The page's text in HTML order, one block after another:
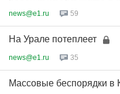
news@e1.ru 59
На Урале потеплеет
news@e1.ru 35
Массовые беспорядки в